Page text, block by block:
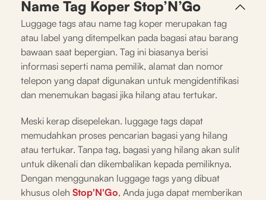
Name Tag Koper Stop’N’Go
Luggage tags atau name tag koper merupakan tag
atau label yang ditempelkan pada bagasi atau barang
bawaan saat bepergian. Tag ini biasanya berisi
informasi seperti nama pemilik, alamat dan nomor
telepon yang dapat digunakan untuk mengidentifikasi
dan menemukan bagasi jika hilang atau tertukar.
Meski kerap disepelekan. luggage tags dapat
memudahkan proses pencarian bagasi yang hilang
atau tertukar. Tanpa tag, bagasi yang hilang akan sulit
untuk dikenali dan dikembalikan kepada pemiliknya.
Dengan menggunakan luggage tags yang dibuat
khusus oleh Stop'N'Go, Anda juga dapat memberikan